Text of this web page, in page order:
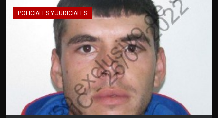
POLICIALES Y JUDICIALES